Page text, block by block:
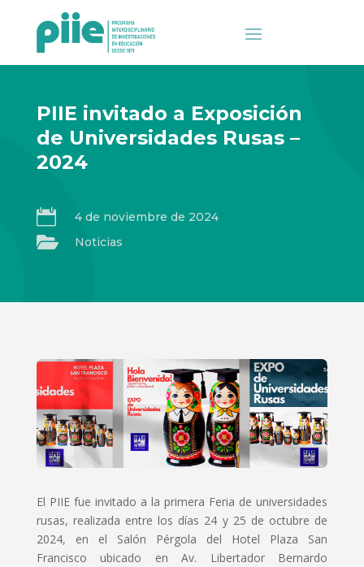
PIIE invitado a Exposición
de Universidades Rusas –
2024
 4 de noviembre de 2024
 Noticias
El PIIE fue invitado a la primera Feria de universidades
rusas, realizada entre los días 24 y 25 de octubre de
2024, en el Salón Pérgola del Hotel Plaza San
Francisco ubicado en Av. Libertador Bernardo